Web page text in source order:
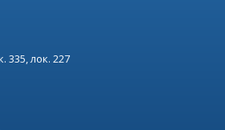
335, лок. 227